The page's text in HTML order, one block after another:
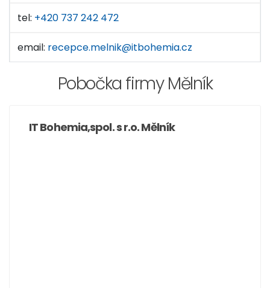
tel: +420 737 242 472
email: recepce.melnik@itbohemia.cz
Pobočka firmy Mělník
IT Bohemia,spol. s r.o. Mělník